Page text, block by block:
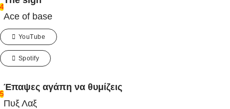
4
Ace of base
YouTube
Spotify
5
Έπαψες αγάπη να θυμίζεις
Πυξ Λαξ